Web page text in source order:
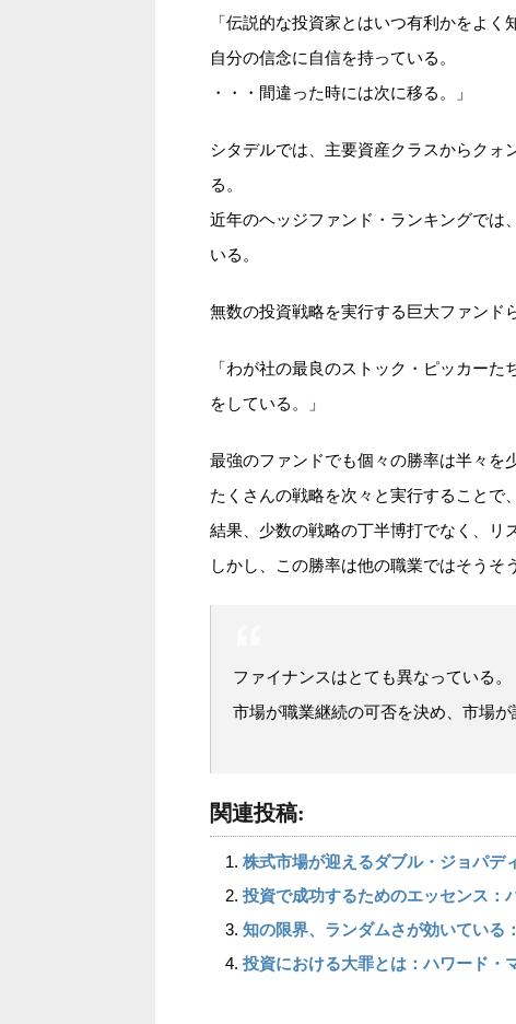
「伝説的な投資家とはいつ有利かをよく
自分の信念に自信を持っている。
・・・間違った時には次に移る。」
シタデルでは、主要資産クラスからクォ
る。
近年のヘッジファンド・ランキングでは
いる。
無数の投資戦略を実行する巨大ファンド
「わが社の最良のストック・ピッカー
をしている。」
最強のファンドでも個々の勝率は半々を
たくさんの戦略を次々と実行することで
結果、少数の戦略の丁半博打でなく、リ
しかし、この勝率は他の職業ではそうそ
ファイナンスはとても異なっている。
市場が職業継続の可否を決め、市場
関連投稿:
株式市場が迎えるダブル・ジョパデ
投資で成功するためのエッセンス：
知の限界、ランダムさが効いている
投資における大罪とは：ハワード・